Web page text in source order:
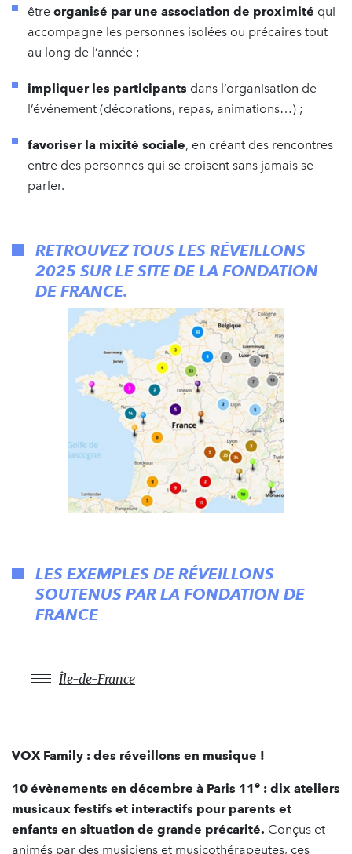
être organisé par une association de proximité qui
accompagne les personnes isolées ou précaires tout
au long de l’année ;
impliquer les participants dans l’organisation de
l’événement (décorations, repas, animations…) ;
favoriser la mixité sociale, en créant des rencontres
entre des personnes qui se croisent sans jamais se
parler.
RETROUVEZ TOUS LES RÉVEILLONS
2025 SUR LE SITE DE LA FONDATION
DE FRANCE.
LES EXEMPLES DE RÉVEILLONS
SOUTENUS PAR LA FONDATION DE
FRANCE
Île-de-France
VOX Family : des réveillons en musique !
10 évènements en décembre à Paris 11e : dix ateliers
musicaux festifs et interactifs pour parents et
enfants en situation de grande précarité. Conçus et
animés par des musiciens et musicothérapeutes, ces